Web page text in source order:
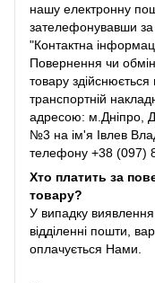
нашу електронну
зателефонувавши за
"Контактна
Повернення чи
товару здійснюється
транспортній
адресою: м.Дніпро,
№3 на ім'я Івлев
телефону +38 (097)
Хто платить за
товару?
У випадку виявлення
відділенні пошти,
оплачується Нами.